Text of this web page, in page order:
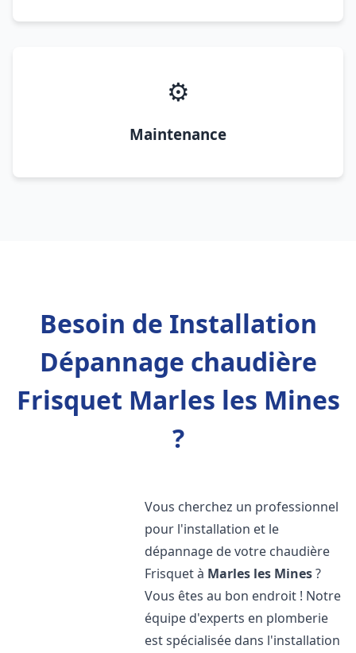
⚙️
Maintenance
Besoin de Installation
Dépannage chaudière
Frisquet Marles les Mines
?
Vous cherchez un professionnel
pour l'installation et le
dépannage de votre chaudière
Frisquet à Marles les Mines?
Vous êtes au bon endroit ! Notre
équipe d'experts en plomberie
est spécialisée dans l'installation